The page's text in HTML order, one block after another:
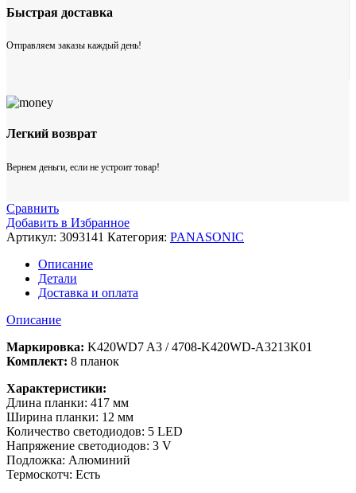
Быстрая доставка
Отправляем заказы каждый день!
Легкий возврат
Вернем деньги, если не устроит товар!
Сравнить
Добавить в Избранное
Артикул: 3093141 Категория: PANASONIC
Описание
Детали
Доставка и оплата
Описание
Маркировка: K420WD7 A3 / 4708-K420WD-A3213K01
Комплект: 8 планок
Характеристики:
Длина планки: 417 мм
Ширина планки: 12 мм
Количество светодиодов: 5 LED
Напряжение светодиодов: 3 V
Подложка: Алюминий
Термоскотч: Есть